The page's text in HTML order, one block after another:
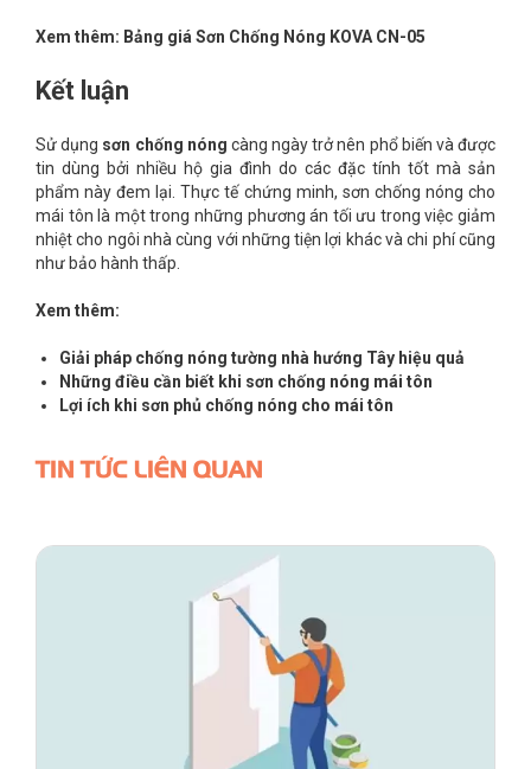
Xem thêm: Bảng giá Sơn Chống Nóng KOVA CN-05
Kết luận
Sử dụng sơn chống nóng càng ngày trở nên phổ biến và được
tin dùng bởi nhiều hộ gia đình do các đặc tính tốt mà sản
phẩm này đem lại. Thực tế chứng minh, sơn chống nóng cho
mái tôn là một trong những phương án tối ưu trong việc giảm
nhiệt cho ngôi nhà cùng với những tiện lợi khác và chi phí cũng
như bảo hành thấp.
Xem thêm:
Giải pháp chống nóng tường nhà hướng Tây hiệu quả
Những điều cần biết khi sơn chống nóng mái tôn
Lợi ích khi sơn phủ chống nóng cho mái tôn
TIN TỨC LIÊN QUAN